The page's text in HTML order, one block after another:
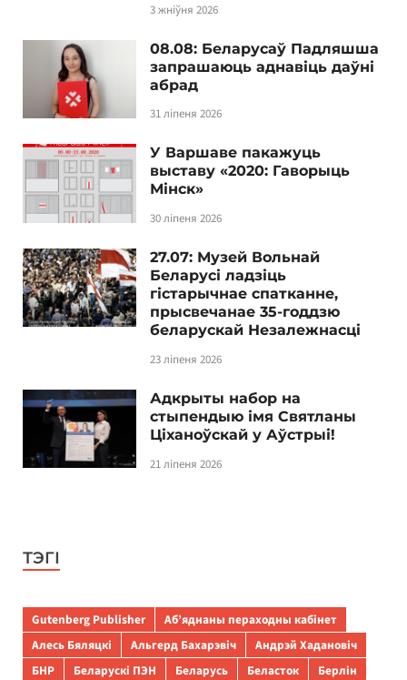
3 жніўня 2026
08.08: Беларусаў Падляшша
запрашаюць аднавіць даўні
абрад
31 ліпеня 2026
У Варшаве пакажуць
выставу «2020: Гаворыць
Мінск»
30 ліпеня 2026
27.07: Музей Вольнай
Беларусі ладзіць
гістарычнае спатканне,
прысвечанае 35-годдзю
беларускай Незалежнасці
23 ліпеня 2026
Адкрыты набор на
стыпендыю імя Святланы
Ціханоўскай у Аўстрыі!
21 ліпеня 2026
ТЭГІ
Gutenberg Publisher
Аб’яднаны пераходны кабінет
Алесь Бяляцкі
Альгерд Бахарэвіч
Андрэй Хадановіч
БНР
Беларускі ПЭН Беларусь Беласток
Берлін